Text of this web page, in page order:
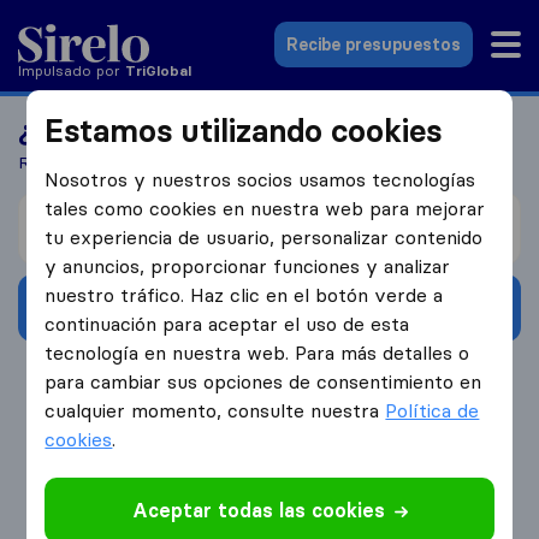
Sirelo.es
Impulsado por TriGlobal
Recibe presupuestos
¿Buscas una empresa de mudanzas?
Recibe 5 presupuestos en 3 pasos
Me mudo de
Recibe presupuestos
4.3 793 Reseñas de Google
Estamos utilizando cookies
Nosotros y nuestros socios usamos tecnologías
tales como cookies en nuestra web para mejorar
tu experiencia de usuario, personalizar contenido
y anuncios, proporcionar funciones y analizar
nuestro tráfico. Haz clic en el botón verde a
continuación para aceptar el uso de esta
tecnología en nuestra web. Para más detalles o
para cambiar sus opciones de consentimiento en
cualquier momento, consulte nuestra Política de
cookies.
Aceptar todas las cookies